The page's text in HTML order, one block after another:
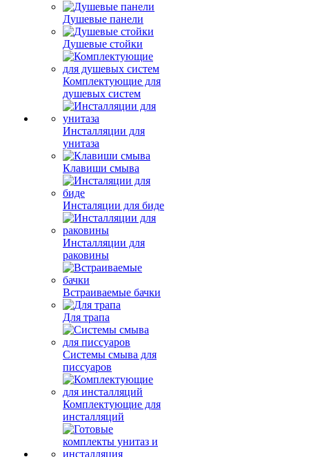
Душевые панели
Душевые стойки
Комплектующие для
душевых систем
Инсталляции для
унитаза
Клавиши смыва
Инсталяции для биде
Инсталляции для
раковины
Встраиваемые бачки
Для трапа
Системы смыва для
писсуаров
Комплектующие для
инсталляций